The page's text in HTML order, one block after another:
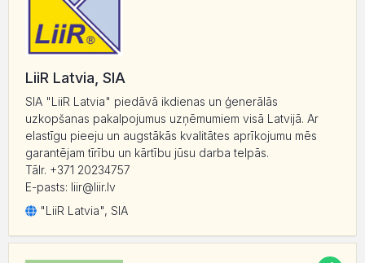
LiiR Latvia, SIA
SIA "LiiR Latvia" piedāvā ikdienas un ģenerālās
uzkopšanas pakalpojumus uzņēmumiem visā Latvijā. Ar
elastīgu pieeju un augstākās kvalitātes aprīkojumu mēs
garantējam tīrību un kārtību jūsu darba telpās.
Tālr. +371 20234757
E-pasts: liir@liir.lv
"LiiR Latvia", SIA